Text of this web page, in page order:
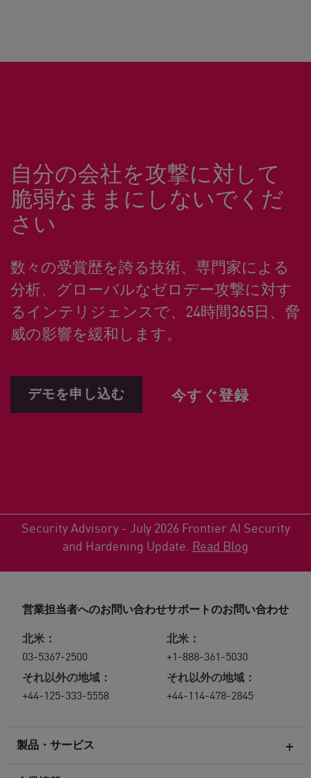
自分の会社を攻撃に対して
脆弱なままにしないでくだ
さい
数々の受賞歴を誇る技術、専門家による
分析、グローバルなゼロデー攻撃に対す
るインテリジェンスで、24時間365日、脅
威の影響を緩和します。
デモを申し込む 今すぐ登録
Security Advisory - July 2026 Frontier AI Security
and Hardening Update. Read Blog
製品・サービス
営業担当者へのお問い合わせ
北米：
03-5367-2500
それ以外の地域：
+44-125-333-5558
サポートのお問い合わせ
北米：
+1-888-361-5030
それ以外の地域：
+44-114-478-2845